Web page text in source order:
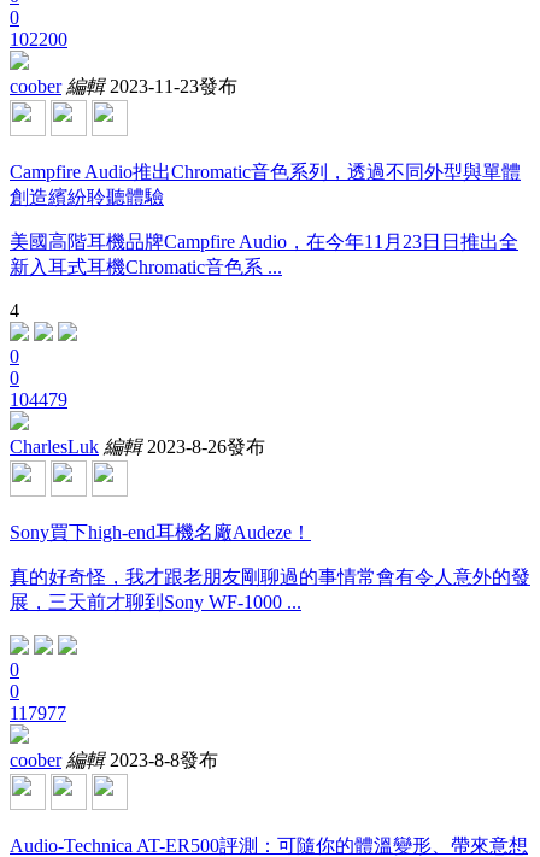
0
102200
coober 編輯 2023-11-23發布
Campfire Audio推出Chromatic音色系列，透過不同外型與單體
創造繽紛聆聽體驗
美國高階耳機品牌Campfire Audio，在今年11月23日日推出全
新入耳式耳機Chromatic音色系 ...
4
0
0
104479
CharlesLuk 編輯 2023-8-26發布
Sony買下high-end耳機名廠Audeze！
真的好奇怪，我才跟老朋友剛聊過的事情常會有令人意外的發
展，三天前才聊到Sony WF-1000 ...
0
0
117977
coober 編輯 2023-8-8發布
Audio-Technica AT-ER500評測：可隨你的體溫變形、帶來意想